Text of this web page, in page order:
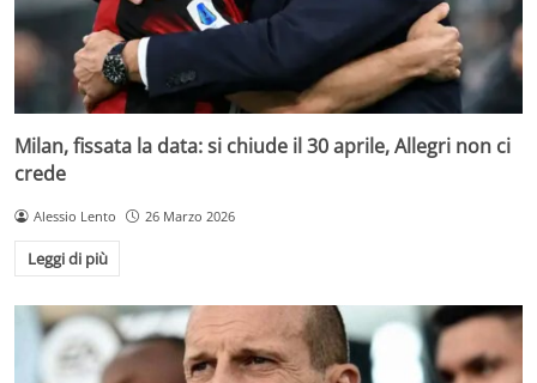
Milan, fissata la data: si chiude il 30 aprile, Allegri non ci
crede
Alessio Lento 26 Marzo 2026
Leggi di più